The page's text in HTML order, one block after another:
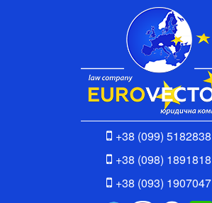
+38 (099) 5182838
+38 (098) 1891818
+38 (093) 1907047